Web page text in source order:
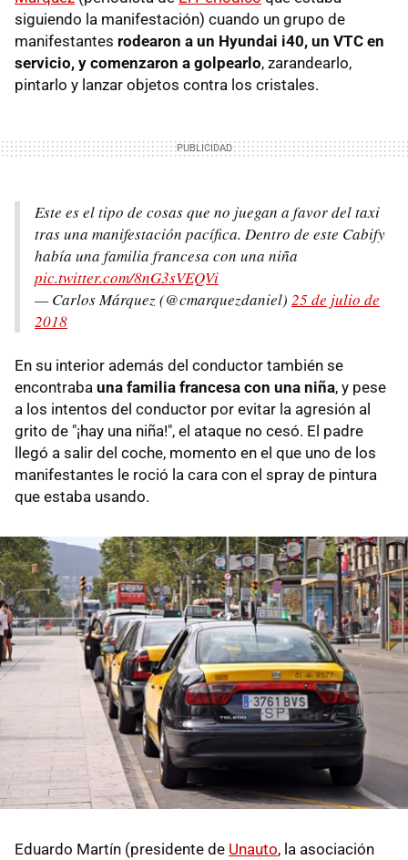
siguiendo la manifestación) cuando un grupo de
manifestantes rodearon a un Hyundai i40, un VTC en
servicio, y comenzaron a golpearlo, zarandearlo,
pintarlo y lanzar objetos contra los cristales.
Este es el tipo de cosas que no juegan a favor del taxi
tras una manifestación pacífica. Dentro de este Cabify
había una familia francesa con una niña
pic.twitter.com/8nG3sVEQVi
— Carlos Márquez (@cmarquezdaniel) 25 de julio de
2018
En su interior además del conductor también se
encontraba una familia francesa con una niña, y pese
a los intentos del conductor por evitar la agresión al
grito de "¡hay una niña!", el ataque no cesó. El padre
llegó a salir del coche, momento en el que uno de los
manifestantes le roció la cara con el spray de pintura
que estaba usando.
Eduardo Martín (presidente de Unauto, la asociación